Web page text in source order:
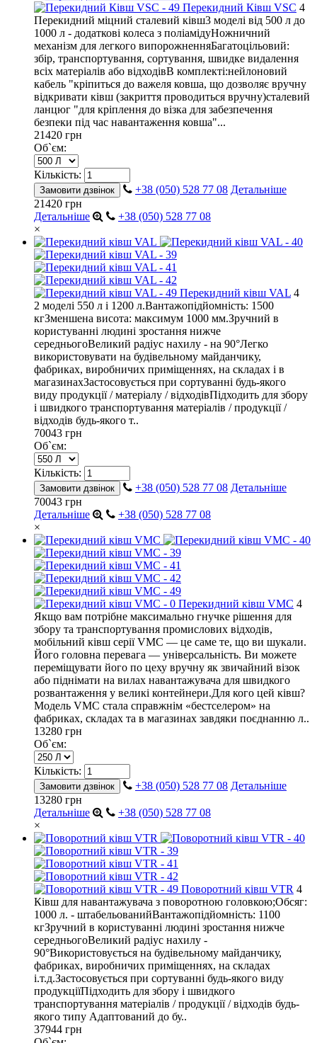
Перекидний Ківш VSC 4
Перекидний міцний сталевий ківш3 моделі від 500 л до
1000 л - додаткові колеса з поліамідуНожничний
механізм для легкого випорожненняБагатоцільовий:
збір, транспортування, сортування, швидке видалення
всіх матеріалів або відходівВ комплекті:нейлоновий
кабель "кріпиться до важеля ковша, що дозволяє вручну
відкривати ківш (закриття проводиться вручну)сталевий
ланцюг "для кріплення до візка для забезпечення
безпеки під час навантаження ковша"...
21420 грн
Об`єм:
Кількість:
Замовити дзвінок +38 (050) 528 77 08 Детальніше
21420 грн
Детальніше
+38 (050) 528 77 08
×
Перекидний ківш VAL 4
2 моделі 550 л і 1200 л.Вантажопідйомність: 1500
кгЗменшена висота: максимум 1000 мм.Зручний в
користуванні людині зростання нижче
середньогоВеликий радіус нахилу - на 90°Легко
використовувати на будівельному майданчику,
фабриках, виробничих приміщеннях, на складах і в
магазинахЗастосовується при сортуванні будь-якого
виду продукції / матеріалу / відходівПідходить для збору
і швидкого транспортування матеріалів / продукції /
відходів будь-якого т..
70043 грн
Об`єм:
Кількість:
Замовити дзвінок +38 (050) 528 77 08 Детальніше
70043 грн
Детальніше
+38 (050) 528 77 08
×
Перекидний ківш VMC 4
Якщо вам потрібне максимально гнучке рішення для
збору та транспортування промислових відходів,
мобільний ківш серії VMC — це саме те, що ви шукали.
Його головна перевага — універсальність. Ви можете
переміщувати його по цеху вручну як звичайний візок
або піднімати на вилах навантажувача для швидкого
розвантаження у великі контейнери.Для кого цей ківш?
Модель VMC стала справжнім «бестселером» на
фабриках, складах та в магазинах завдяки поєднанню л..
13280 грн
Об`єм:
Кількість:
Замовити дзвінок +38 (050) 528 77 08 Детальніше
13280 грн
Детальніше
+38 (050) 528 77 08
×
Поворотний ківш VTR 4
Ківш для навантажувача з поворотною головкою;Обсяг:
1000 л. - штабельованийВантажопідйомність: 1100
кгЗручний в користуванні людині зростання нижче
середньогоВеликий радіус нахилу -
90°Використовується на будівельному майданчику,
фабриках, виробничих приміщеннях, на складах
і.т.д.Застосовується при сортуванні будь-якого виду
продукціїПідходить для збору і швидкого
транспортування матеріалів / продукції / відходів будь-
якого типу Адаптований до бу..
37944 грн